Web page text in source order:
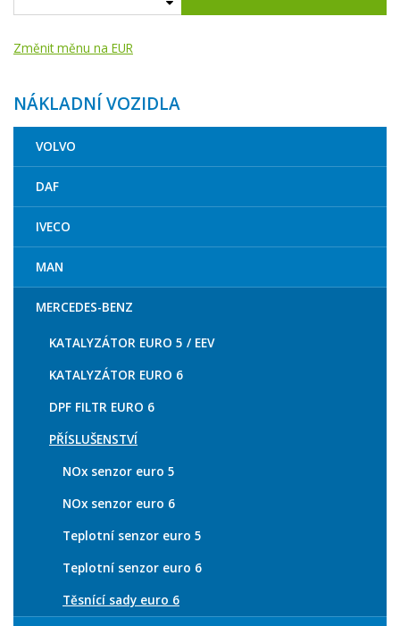
Změnit měnu na EUR
NÁKLADNÍ VOZIDLA
VOLVO
DAF
IVECO
MAN
MERCEDES-BENZ
KATALYZÁTOR EURO 5 / EEV
KATALYZÁTOR EURO 6
DPF FILTR EURO 6
PŘÍSLUŠENSTVÍ
NOx senzor euro 5
NOx senzor euro 6
Teplotní senzor euro 5
Teplotní senzor euro 6
Těsnící sady euro 6